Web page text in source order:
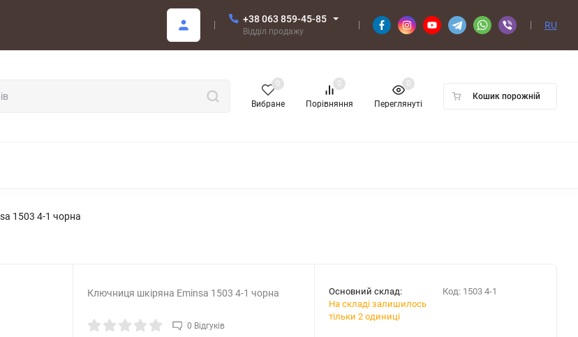
+38 063 859-45-85
Відділ продажу
RU
Вибране
0
Порівняння
0
Переглянуті
0
Кошик порожній
1503 4-1 чорна
Ключниця шкіряна Eminsa 1503 4-1 чорна
0 Відгуків
Основний склад:
На складі залишилось
тільки 2 одиниці
Код: 1503 4-1